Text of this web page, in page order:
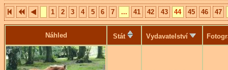
1 2 3 4 5 6 7 ... 41 42 43 44 45 46 47
Náhled Stát Vydavatelství